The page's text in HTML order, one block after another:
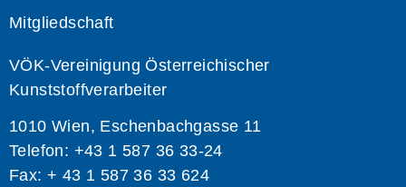
Mitgliedschaft
VÖK-Vereinigung Österreichischer
Kunststoffverarbeiter
1010 Wien, Eschenbachgasse 11
Telefon: +43 1 587 36 33-24
Fax: + 43 1 587 36 33 624